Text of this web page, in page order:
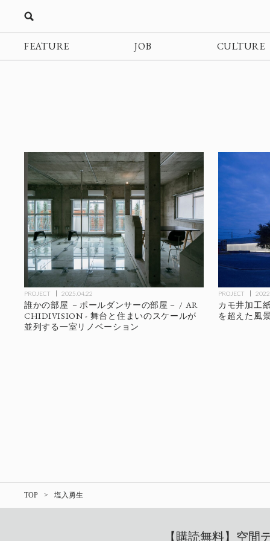
FEATURE JOB CULTURE
PROJECT 2025.04.22
誰かの部屋 －ポールダンサーの部屋－ / AR
CHIDIVISION - 舞台と住まいのスケールが
並列する一室リノベーション
PROJECT
カモ井加工
を超えた風
TOP 塩入勇生
【購読無料】空間